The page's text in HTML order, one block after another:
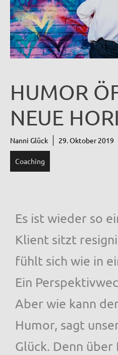
HUMOR
NEUE
Nanni Glück 29. Oktober 2019
Coaching
Es ist wieder so
Klient sitzt
fühlt sich wie in
Ein
Aber wie kann
Humor, sagt
Glück. Denn über